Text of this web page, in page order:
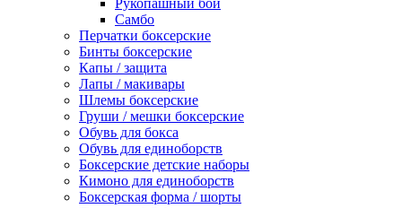
Рукопашный бой
Самбо
Перчатки боксерские
Бинты боксерские
Капы / защита
Лапы / макивары
Шлемы боксерские
Груши / мешки боксерские
Обувь для бокса
Обувь для единоборств
Боксерские детские наборы
Кимоно для единоборств
Боксерская форма / шорты